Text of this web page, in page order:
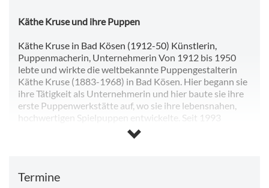
Käthe Kruse und ihre Puppen
Käthe Kruse in Bad Kösen (1912-50) Künstlerin,
Puppenmacherin, Unternehmerin Von 1912 bis 1950
lebte und wirkte die weltbekannte Puppengestalterin
Käthe Kruse (1883-1968) in Bad Kösen. Hier begann sie
ihre Tätigkeit als Unternehmerin und hier baute sie ihre
erste Puppenwerkstätte auf, wo sie ihre lebensnahen,
hochwertigen Spielpuppen entwickelte. Seit 1993
erinnert im Romanischen Haus Bad Kösen eine ständige
Ausstellung an Käthe Kruse. Über 300 Puppen zählt die
Sandbaby oder Bambino. Von den kleinen
Termine